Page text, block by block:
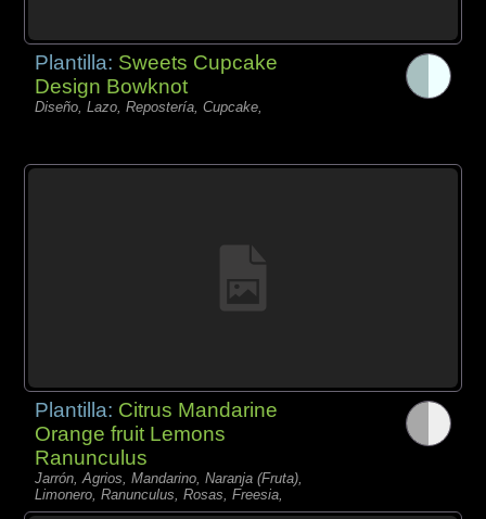
Plantilla: Sweets Cupcake
Design Bowknot
Diseño, Lazo, Repostería, Cupcake,
Plantilla: Citrus Mandarine
Orange fruit Lemons
Ranunculus
Jarrón, Agrios, Mandarino, Naranja (Fruta),
Limonero, Ranunculus, Rosas, Freesia,